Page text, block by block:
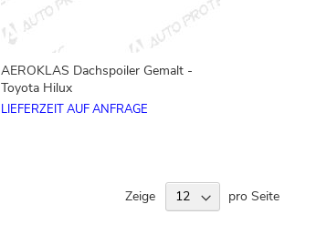
AEROKLAS Dachspoiler Gemalt -
Toyota Hilux
LIEFERZEIT AUF ANFRAGE
Zeige pro Seite